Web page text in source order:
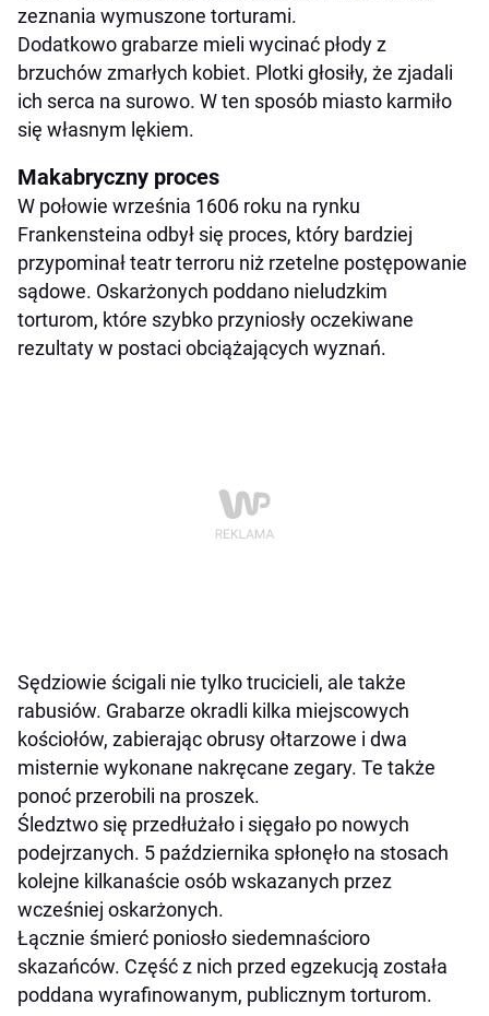
zeznania wymuszone torturami.
Dodatkowo grabarze mieli wycinać płody z
brzuchów zmarłych kobiet. Plotki głosiły, że zjadali
ich serca na surowo. W ten sposób miasto karmiło
się własnym lękiem.
Makabryczny proces
W połowie września 1606 roku na rynku
Frankensteina odbył się proces, który bardziej
przypominał teatr terroru niż rzetelne postępowanie
sądowe. Oskarżonych poddano nieludzkim
torturom, które szybko przyniosły oczekiwane
rezultaty w postaci obciążających wyznań.
Sędziowie ścigali nie tylko trucicieli, ale także
rabusiów. Grabarze okradli kilka miejscowych
kościołów, zabierając obrusy ołtarzowe i dwa
misternie wykonane nakręcane zegary. Te także
ponoć przerobili na proszek.
Śledztwo się przedłużało i sięgało po nowych
podejrzanych. 5 października spłonęło na stosach
kolejne kilkanaście osób wskazanych przez
wcześniej oskarżonych.
Łącznie śmierć poniosło siedemnaścioro
skazańców. Część z nich przed egzekucją została
poddana wyrafinowanym, publicznym torturom.